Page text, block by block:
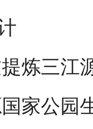
炼三江
家公园